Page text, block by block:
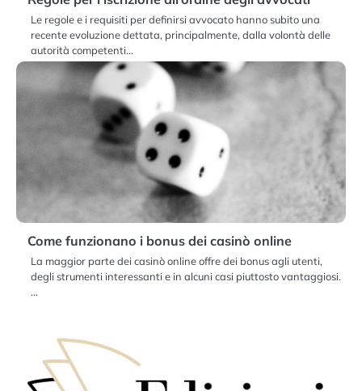
Le regole e i requisiti per definirsi avvocato hanno subito una
recente evoluzione dettata, principalmente, dalla volontà delle
autorità competenti…
Come funzionano i bonus dei casinò online
La maggior parte dei casinò online offre dei bonus agli utenti,
degli strumenti interessanti e in alcuni casi piuttosto vantaggiosi.
…